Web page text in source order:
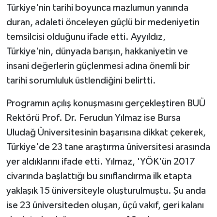
Türkiye'nin tarihi boyunca mazlumun yanında
duran, adaleti önceleyen güçlü bir medeniyetin
temsilcisi olduğunu ifade etti. Ayyıldız,
Türkiye'nin, dünyada barışın, hakkaniyetin ve
insani değerlerin güçlenmesi adına önemli bir
tarihi sorumluluk üstlendiğini belirtti.
Programın açılış konuşmasını gerçekleştiren BUÜ
Rektörü Prof. Dr. Ferudun Yılmaz ise Bursa
Uludağ Üniversitesinin başarısına dikkat çekerek,
Türkiye'de 23 tane araştırma üniversitesi arasında
yer aldıklarını ifade etti. Yılmaz, 'YÖK'ün 2017
civarında başlattığı bu sınıflandırma ilk etapta
yaklaşık 15 üniversiteyle oluşturulmuştu. Şu anda
ise 23 üniversiteden oluşan, üçü vakıf, geri kalanı